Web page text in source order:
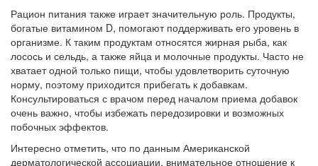
Рацион питания также играет значительную роль. Продукты,
богатые витамином D, помогают поддерживать его уровень в
организме. К таким продуктам относятся жирная рыба, как
лосось и сельдь, а также яйца и молочные продукты. Часто не
хватает одной только пищи, чтобы удовлетворить суточную
норму, поэтому приходится прибегать к добавкам.
Консультироваться с врачом перед началом приема добавок
очень важно, чтобы избежать передозировки и возможных
побочных эффектов.
Интересно отметить, что по данным Американской
дерматологической ассоциации, внимательное отношение к